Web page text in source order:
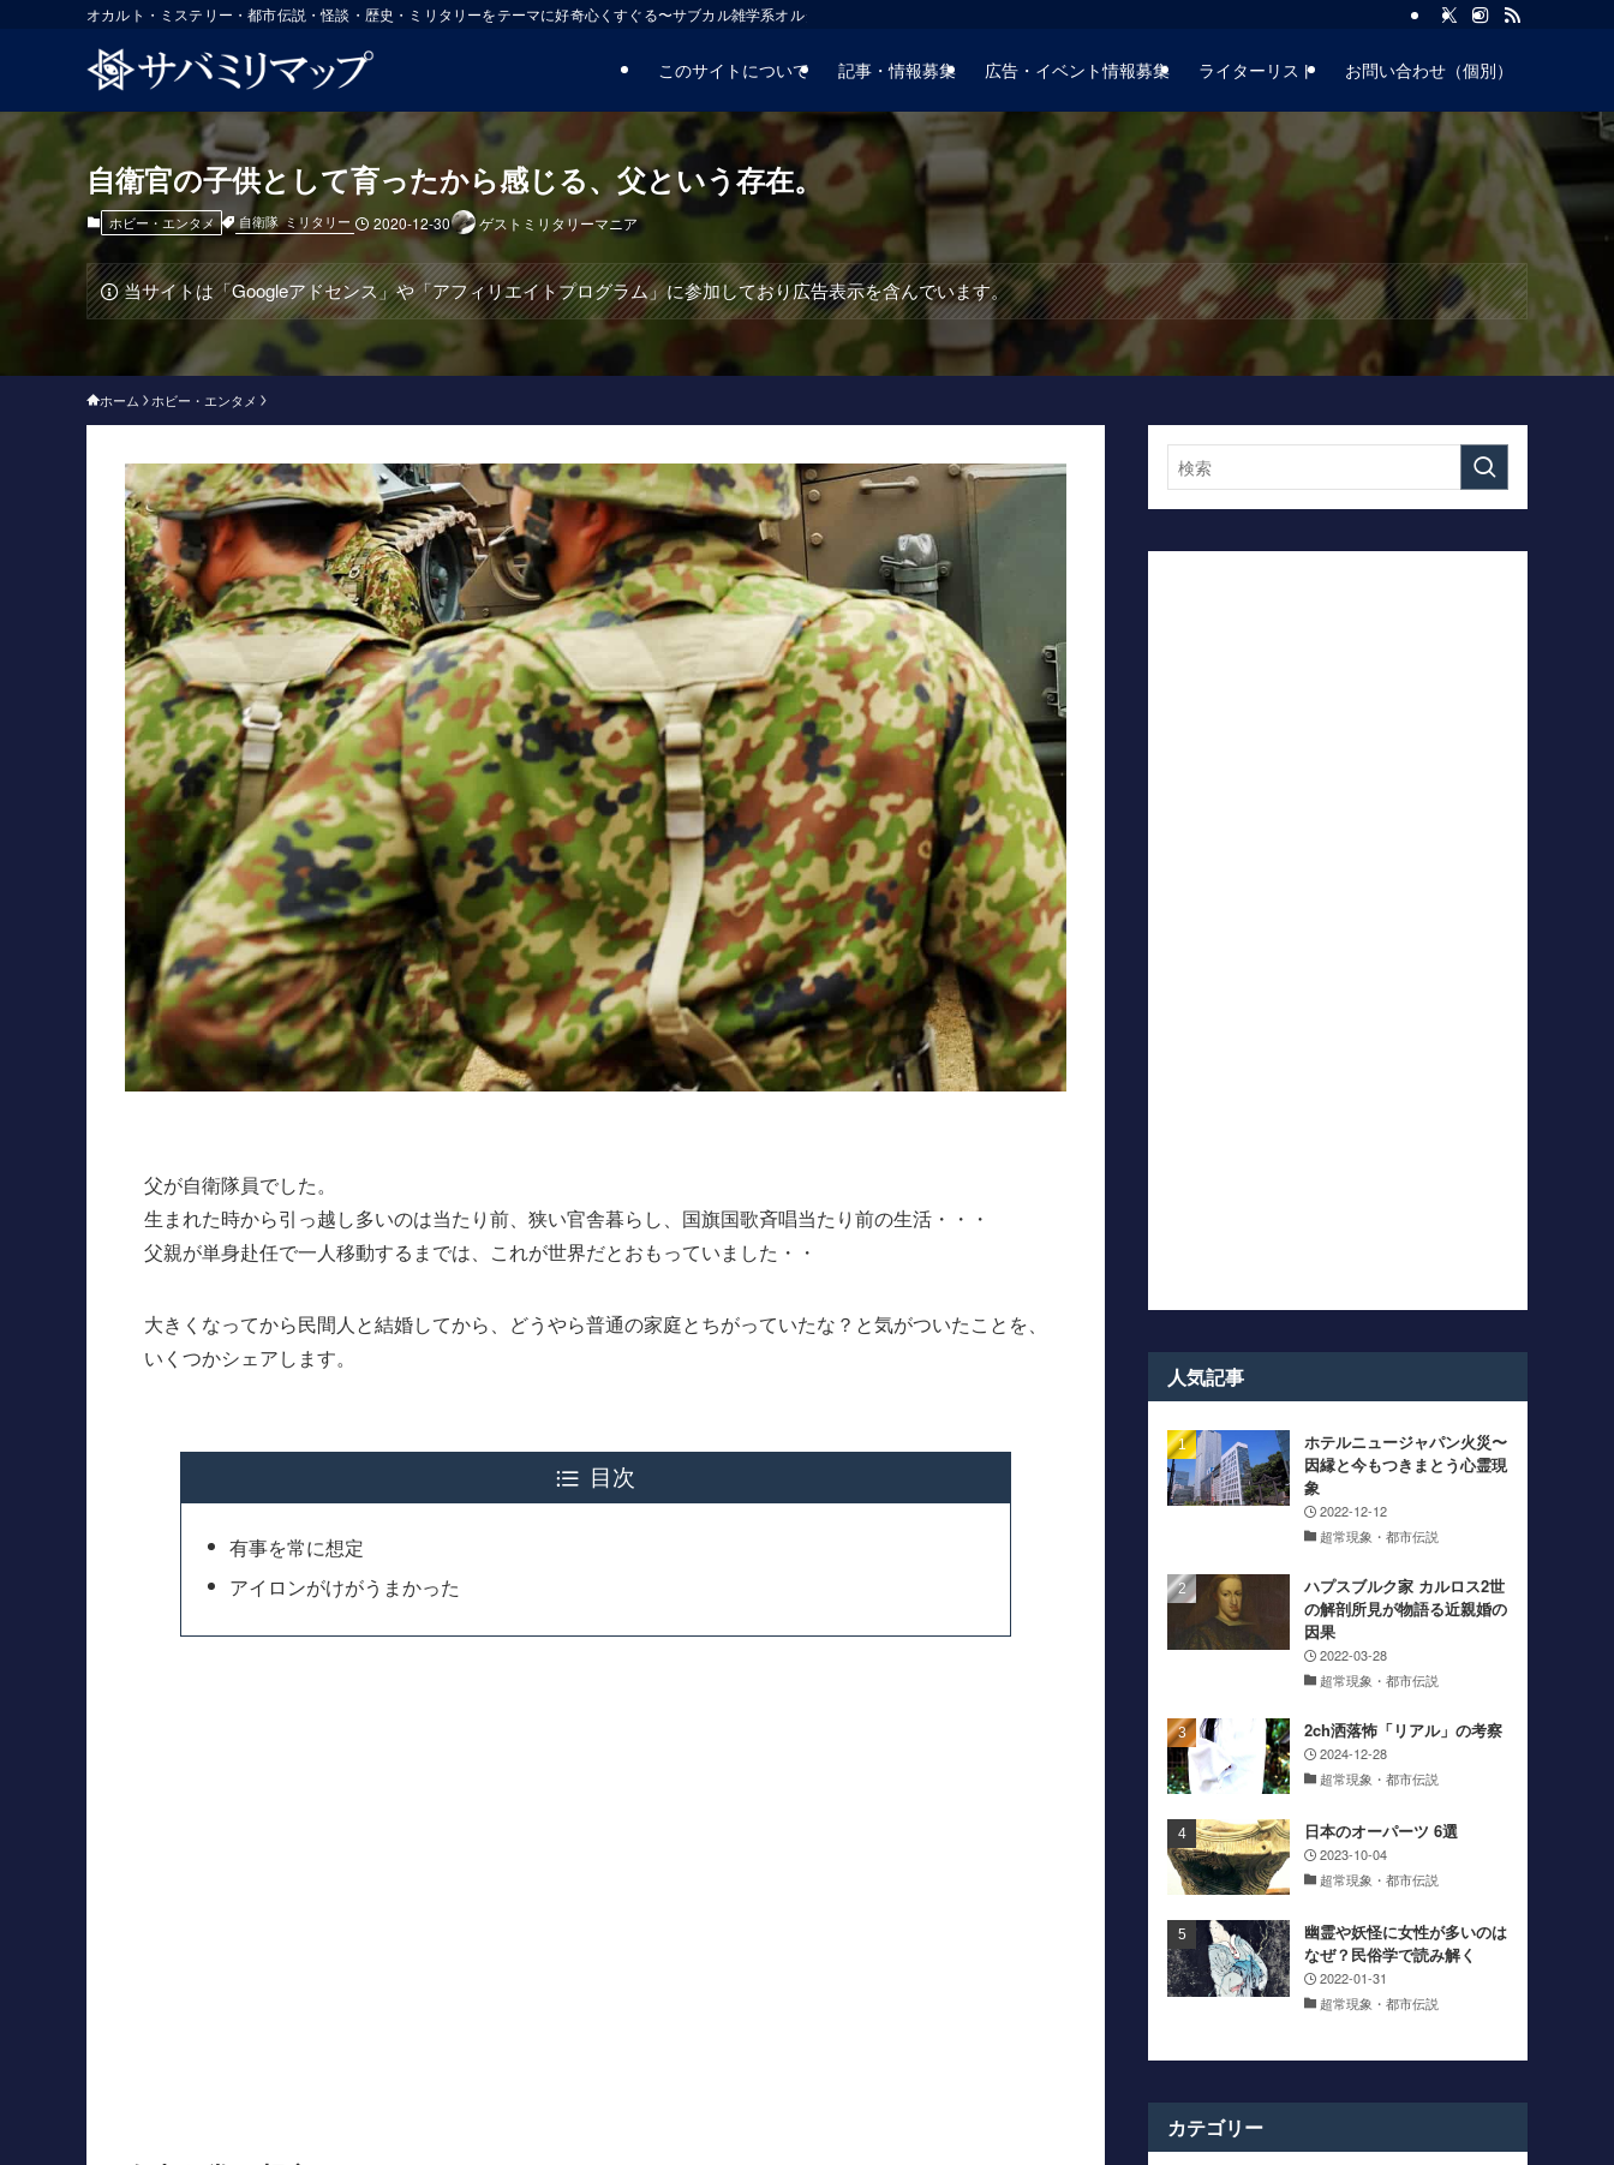
オカルト・ミステリー・都市伝説・怪談・歴史・ミリタリーをテーマに好奇心くすぐる〜サブカル雑学系オルタナティブサイト
このサイトについて 記事・情報募集 広告・イベント情報募集 ライターリスト お問い合わせ（個別）
自衛官の子供として育ったから感じる、父という存在。
ホビー・エンタメ 自衛隊 ミリタリー 2020-12-30 ゲストミリタリーマニア
当サイトは「Googleアドセンス」や「アフィリエイトプログラム」に参加しており広告表示を含んでいます。
ホーム ホビー・エンタメ
父が自衛隊員でした。
生まれた時から引っ越し多いのは当たり前、狭い官舎暮らし、国旗国歌斉唱当たり前の生活・・・
父親が単身赴任で一人移動するまでは、これが世界だとおもっていました・・
大きくなってから民間人と結婚してから、どうやら普通の家庭とちがっていたな？と気がついたことを、
いくつかシェアします。
目次
有事を常に想定
アイロンがけがうまかった
人気記事
ホテルニュージャパン火災〜
因縁と今もつきまとう心霊現
象
2022-12-12
超常現象・都市伝説
ハプスブルク家 カルロス2世
の解剖所見が物語る近親婚の
因果
2022-03-28
超常現象・都市伝説
2ch洒落怖「リアル」の考察
2024-12-28
超常現象・都市伝説
日本のオーパーツ 6選
2023-10-04
超常現象・都市伝説
幽霊や妖怪に女性が多いのは
なぜ？民俗学で読み解く
2022-01-31
超常現象・都市伝説
カテゴリー